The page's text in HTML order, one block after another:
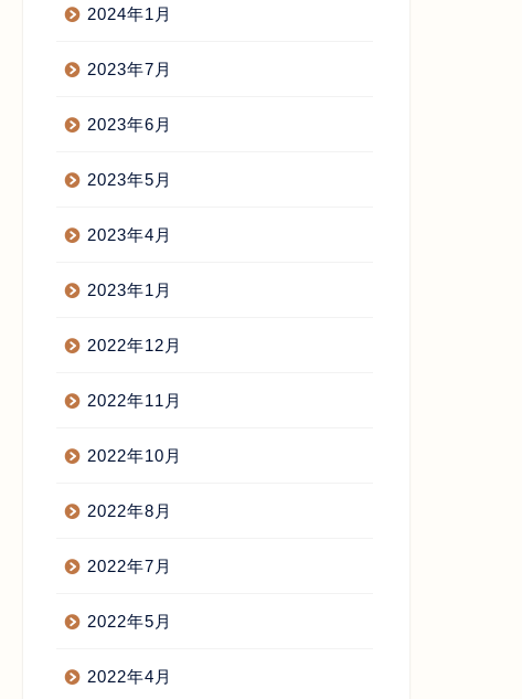
2024年1月
2023年7月
2023年6月
2023年5月
2023年4月
2023年1月
2022年12月
2022年11月
2022年10月
2022年8月
2022年7月
2022年5月
2022年4月